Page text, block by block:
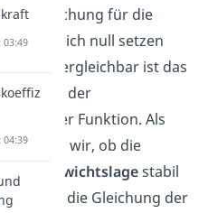
die Gleichung für die
gleich null setzen
lösen. Vergleichbar ist das
der
einer Funktion. Als
wir, ob die
Gleichgewichtslagestabil
leiten wir die Gleichung der